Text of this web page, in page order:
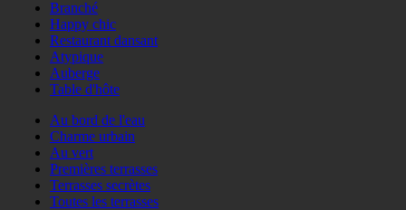
Branché
Happy chic
Restaurant dansant
Atypique
Auberge
Table d'hôte
Au bord de l'eau
Charme urbain
Au vert
Premières terrasses
Terrasses secrètes
Toutes les terrasses